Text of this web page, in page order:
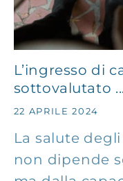
L’ingresso di
sottovalutato ...
22 APRILE 2024
La salute
non dipende